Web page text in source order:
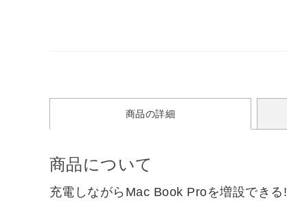
商品の詳細
商品について
充電しながらMac Book Proを増設できる!